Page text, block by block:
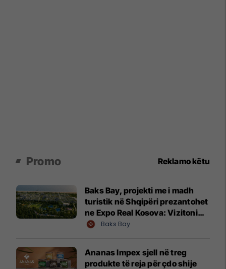
Promo Reklamo këtu
Baks Bay, projekti me i madh
turistik në Shqipëri prezantohet
ne Expo Real Kosova: Vizitoni
shtandin dhe zbuloni
Baks Bay
Ananas Impex sjell në treg
produkte të reja për çdo shije